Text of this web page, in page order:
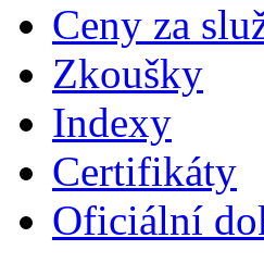
Ceny za
Zkoušky
Indexy
Certifikáty
Oficiální